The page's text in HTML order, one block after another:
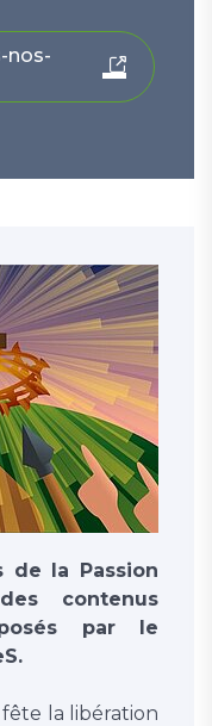
nos-
de la Passion
contenus
par le
fête la libération